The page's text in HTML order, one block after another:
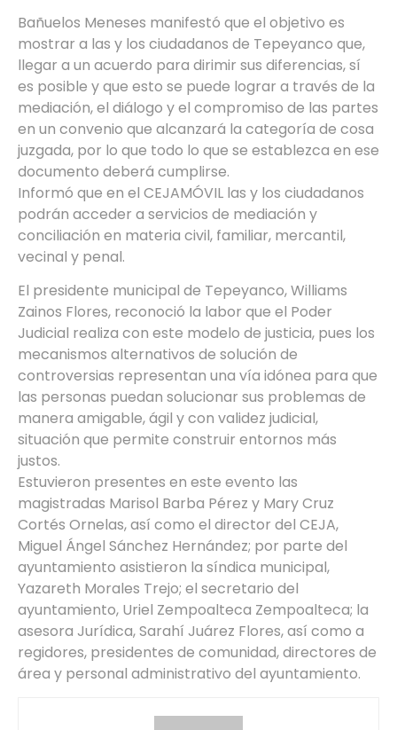
Bañuelos Meneses manifestó que el objetivo es
mostrar a las y los ciudadanos de Tepeyanco que,
llegar a un acuerdo para dirimir sus diferencias, sí
es posible y que esto se puede lograr a través de la
mediación, el diálogo y el compromiso de las partes
en un convenio que alcanzará la categoría de cosa
juzgada, por lo que todo lo que se establezca en ese
documento deberá cumplirse.
Informó que en el CEJAMÓVIL las y los ciudadanos
podrán acceder a servicios de mediación y
conciliación en materia civil, familiar, mercantil,
vecinal y penal.
El presidente municipal de Tepeyanco, Williams
Zainos Flores, reconoció la labor que el Poder
Judicial realiza con este modelo de justicia, pues los
mecanismos alternativos de solución de
controversias representan una vía idónea para que
las personas puedan solucionar sus problemas de
manera amigable, ágil y con validez judicial,
situación que permite construir entornos más
justos.
Estuvieron presentes en este evento las
magistradas Marisol Barba Pérez y Mary Cruz
Cortés Ornelas, así como el director del CEJA,
Miguel Ángel Sánchez Hernández; por parte del
ayuntamiento asistieron la síndica municipal,
Yazareth Morales Trejo; el secretario del
ayuntamiento, Uriel Zempoalteca Zempoalteca; la
asesora Jurídica, Sarahí Juárez Flores, así como a
regidores, presidentes de comunidad, directores de
área y personal administrativo del ayuntamiento.